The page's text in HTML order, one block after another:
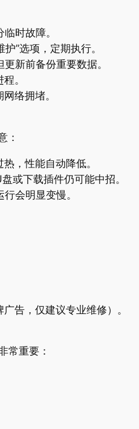
时故障。
”选项，定期执行。
新前备份重要数据。
。
络拥堵。
：
，性能自动降低。
或下载插件仍可能中招。
会明显变慢。
告，仅建议专业维修）。
常重要：